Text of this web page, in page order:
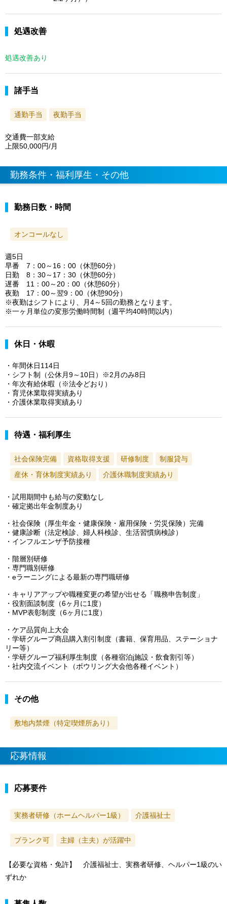
処遇改善
処遇改善あり
諸手当
通勤手当 夜勤手当
交通費一部支給
上限50,000円/月
勤務条件・福利厚生・その他
勤務日数・時間
オンコールなし
週5日
早番 7：00～16：00（休憩60分）
日勤 8：30～17：30（休憩60分）
遅番 11：00～20：00（休憩60分）
夜勤 17：00～翌9：00（休憩90分）
※夜勤はシフトにより、月4～5回の勤務となります。
※一ヶ月単位の変形労働時間制（週平均40時間以内）
休日・休暇
・年間休日114日
・シフト制（公休月9～10日）※2月のみ8日
・年次有給休暇（※法令どおり）
・育児休業取得実績あり
・介護休業取得実績あり
待遇・福利厚生
社会保険完備 資格取得支援 研修制度
制服貸与
産休・育休制度実績あり
介護休職制度実績あり
・試用期間中も給与の変動なし
・確定拠出年金制度あり
・社会保険（厚生年金・健康保険・雇用保険・労災保険）完備
・健康診断（法定検診、婦人科検診、生活習慣病検診）
・インフルエンザ予防接種
・階層別研修
・専門職別研修
・eラーニングによる最新の専門職研修
・キャリアアップや職種変更の希望が出せる「職務申告制度」
・役割面談制度（6ヶ月に1度）
・MVP表彰制度（6ヶ月に1度）
・ケア品質向上大会
・学研グループ商品購入割引制度（書籍、保育用品、ステーショナ
リー等）
・学研グループ福利厚生制度（各種宿泊j施設・飲食割引等）
・社内交流イベント（ボウリング大会他各種イベント）
その他
敷地内禁煙（特定喫煙所あり）
応募情報
応募要件
実務者研修（ホームヘルパー1級） 介護福祉士
ブランク可 主婦（主夫）が活躍中
【必要な資格・免許】 介護福祉士、実務者研修、ヘルパー1級のい
ずれか